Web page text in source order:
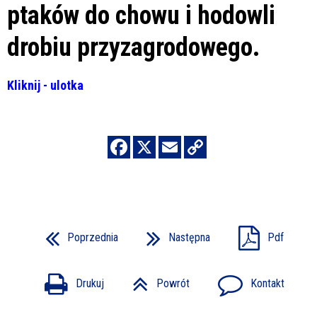
ptaków do chowu i hodowli
drobiu przyzagrodowego.
Kliknij - ulotka
Poprzednia Następna Pdf
Drukuj Powrót Kontakt